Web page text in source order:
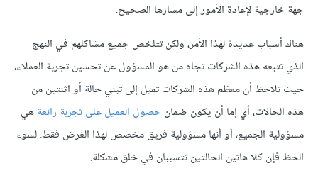
جهة خارجية لإعادة الأمور إلى مسارها الصحيح.
هناك أسباب عديدة لهذا الأمر، ولكن تتلخص جميع مشاكلهم في النهج
الذي تتبعه هذه الشركات تجاه من هو المسؤول عن تحسين تجربة العملاء،
حيث تلاحظ أن معظم هذه الشركات تميل إلى تبني حالة أو اثنتين من
هذه الحالات، أي إما أن يكون ضمانحصول العميل على تجربة رائعةهي
مسؤولية الجميع، أو أنها مسؤولية فريق مخصص لهذا الغرض فقط. لسوء
الحظ فإن كلا هاتين الحالتين تتسببان في خلق مشكلة.